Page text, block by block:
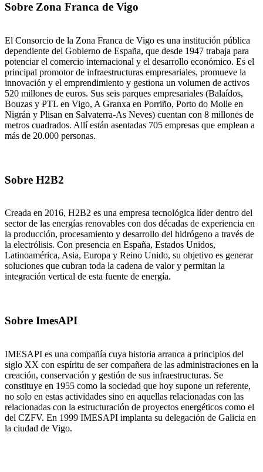
Sobre Zona Franca de Vigo
El Consorcio de la Zona Franca de Vigo es una institución pública
dependiente del Gobierno de España, que desde 1947 trabaja para
potenciar el comercio internacional y el desarrollo económico. Es el
principal promotor de infraestructuras empresariales, promueve la
innovación y el emprendimiento y gestiona un volumen de activos
520 millones de euros. Sus seis parques empresariales (Balaídos,
Bouzas y PTL en Vigo, A Granxa en Porriño, Porto do Molle en
Nigrán y Plisan en Salvaterra-As Neves) cuentan con 8 millones de
metros cuadrados. Allí están asentadas 705 empresas que emplean a
más de 20.000 personas.
Sobre H2B2
Creada en 2016, H2B2 es una empresa tecnológica líder dentro del
sector de las energías renovables con dos décadas de experiencia en
la producción, procesamiento y desarrollo del hidrógeno a través de
la electrólisis. Con presencia en España, Estados Unidos,
Latinoamérica, Asia, Europa y Reino Unido, su objetivo es generar
soluciones que cubran toda la cadena de valor y permitan la
integración vertical de esta fuente de energía.
Sobre ImesAPI
IMESAPI es una compañía cuya historia arranca a principios del
siglo XX con espíritu de ser compañera de las administraciones en la
creación, conservación y gestión de sus infraestructuras. Se
constituye en 1955 como la sociedad que hoy supone un referente,
no solo en estas actividades sino en aquellas relacionadas con las
relacionadas con la estructuración de proyectos energéticos como el
del CZFV. En 1999 IMESAPI implanta su delegación de Galicia en
la ciudad de Vigo.